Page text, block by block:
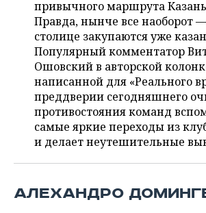
ТАТАРСТАНА
ИНВЕСТИЦИИ
НЕФТЕХИМИЯ
НЕФТЬ
ОПК
ЭНЕРГЕТИКА
НОВОСТИ БИЗНЕСА
РОЗНИЧНАЯ ТОРГОВЛЯ
ТРАНСПОРТ
УСЛУГИ
ТЕХНОЛОГИИ
НОВОСТИ ТЕХНОЛОГИЙ
МЕДИА
ТЕЛЕКОММУНИКАЦИИ
МЕРОПРИЯТИЯ
НОВОСТИ МЕРОПРИЯТИЙ
ВЫЕЗДНАЯ РЕДАКЦИЯ
БИЗНЕС-БРАНЧИ
ОТКРЫТАЯ ЛЕКЦИЯ
СПОРТ
НОВОСТИ СПОРТА
ФУТБОЛ
ОБЩЕСТВО
НОВОСТИ ОБЩЕСТВА
ИНФРАСТРУКТУРА
ФОТОГАЛЕРЕЯ
привычного маршрута
Правда, нынче все наоборот
столице закупаются уже
Популярный комментатор
Ошовский в авторской
написанной для «Реального
преддверии сегодняшнего
противостояния команд
самые яркие переходы из
и делает неутешительные
АЛЕХАНДРО